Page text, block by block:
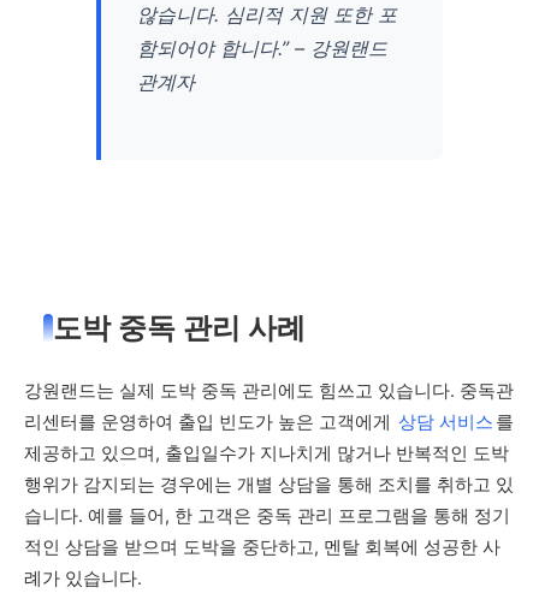
않습니다. 심리적 지원 또한 포
함되어야 합니다.” – 강원랜드
관계자
도박 중독 관리 사례
강원랜드는 실제 도박 중독 관리에도 힘쓰고 있습니다. 중독관
리센터를 운영하여 출입 빈도가 높은 고객에게 상담 서비스 를
제공하고 있으며, 출입일수가 지나치게 많거나 반복적인 도박
행위가 감지되는 경우에는 개별 상담을 통해 조치를 취하고 있
습니다. 예를 들어, 한 고객은 중독 관리 프로그램을 통해 정기
적인 상담을 받으며 도박을 중단하고, 멘탈 회복에 성공한 사
례가 있습니다.